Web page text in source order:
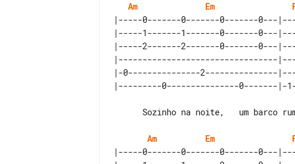
Am Em
|-----0-------0-------0-------0---
|-----1-------1-------0-------0---
|-----2-------2-------0-------0---
|---------------------------------
|-0---------------2---------------
Am Em
|-----0-------0-------0-------0---